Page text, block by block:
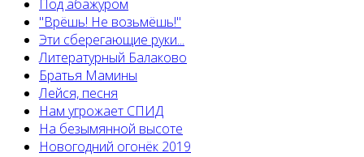
Под абажуром
"Врёшь! Не возьмёшь!"
Эти сберегающие руки...
Литературный Балаково
Братья Мамины
Лейся, песня
Нам угрожает СПИД
На безымянной высоте
Новогодний огонёк 2019